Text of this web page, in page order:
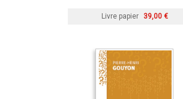
Livre papier 39,00 €